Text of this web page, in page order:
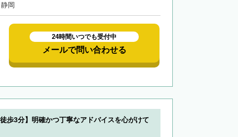
静岡
24時間いつでも受付中
メールで問い合わせる
徒歩3分】明確かつ丁寧なアドバイスを心がけて